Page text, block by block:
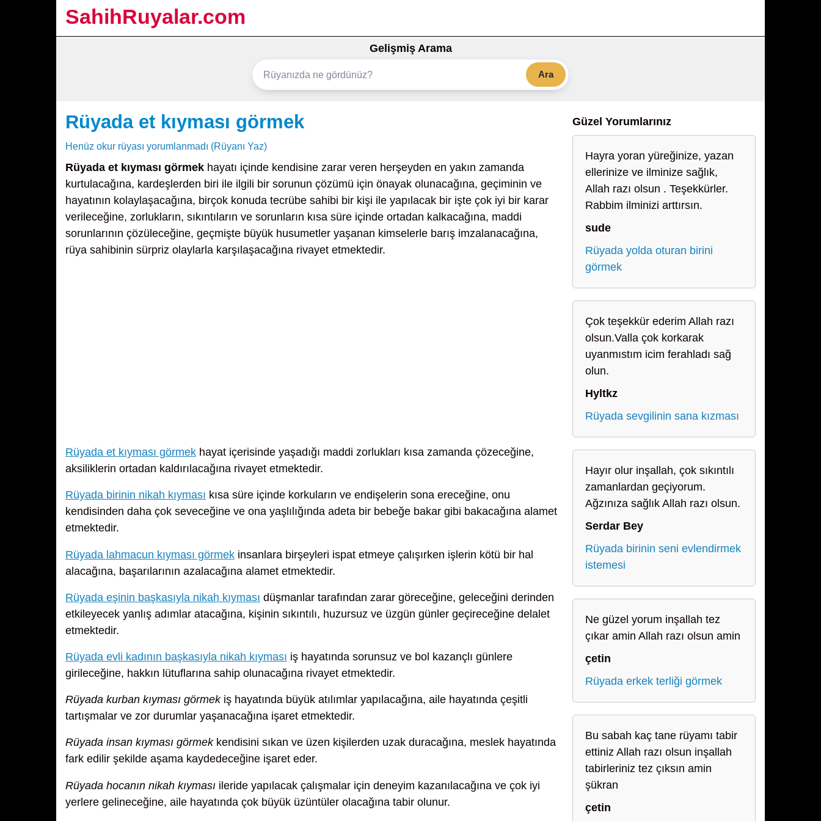
SahihRuyalar.com
Gelişmiş Arama
Ara
Rüyada et kıyması görmek
Henüz okur rüyası yorumlanmadı (Rüyanı Yaz)
Rüyada et kıyması görmek hayatı içinde kendisine zarar veren herşeyden en yakın zamanda
kurtulacağına, kardeşlerden biri ile ilgili bir sorunun çözümü için önayak olunacağına, geçiminin ve
hayatının kolaylaşacağına, birçok konuda tecrübe sahibi bir kişi ile yapılacak bir işte çok iyi bir karar
verileceğine, zorlukların, sıkıntıların ve sorunların kısa süre içinde ortadan kalkacağına, maddi
sorunlarının çözüleceğine, geçmişte büyük husumetler yaşanan kimselerle barış imzalanacağına,
rüya sahibinin sürpriz olaylarla karşılaşacağına rivayet etmektedir.
Rüyada et kıyması görmek hayat içerisinde yaşadığı maddi zorlukları kısa zamanda çözeceğine,
aksiliklerin ortadan kaldırılacağına rivayet etmektedir.
Rüyada birinin nikah kıyması kısa süre içinde korkuların ve endişelerin sona ereceğine, onu
kendisinden daha çok seveceğine ve ona yaşlılığında adeta bir bebeğe bakar gibi bakacağına alamet
etmektedir.
Rüyada lahmacun kıyması görmek insanlara birşeyleri ispat etmeye çalışırken işlerin kötü bir hal
alacağına, başarılarının azalacağına alamet etmektedir.
Rüyada eşinin başkasıyla nikah kıyması düşmanlar tarafından zarar göreceğine, geleceğini derinden
etkileyecek yanlış adımlar atacağına, kişinin sıkıntılı, huzursuz ve üzgün günler geçireceğine delalet
etmektedir.
Rüyada evli kadının başkasıyla nikah kıyması iş hayatında sorunsuz ve bol kazançlı günlere
girileceğine, hakkın lütuflarına sahip olunacağına rivayet etmektedir.
Rüyada kurban kıyması görmekiş hayatında büyük atılımlar yapılacağına, aile hayatında çeşitli
tartışmalar ve zor durumlar yaşanacağına işaret etmektedir.
Rüyada insan kıyması görmekkendisini sıkan ve üzen kişilerden uzak duracağına, meslek hayatında
fark edilir şekilde aşama kaydedeceğine işaret eder.
Rüyada hocanın nikah kıyması ileride yapılacak çalışmalar için deneyim kazanılacağına ve çok iyi
yerlere gelineceğine, aile hayatında çok büyük üzüntüler olacağına tabir olunur.
Güzel Yorumlarınız
Hayra yoran yüreğinize, yazan
ellerinize ve ilminize sağlık,
Allah razı olsun . Teşekkürler.
Rabbim ilminizi arttırsın.
sude
Rüyada yolda oturan birini
görmek
Çok teşekkür ederim Allah razı
olsun.Valla çok korkarak
uyanmıstım icim ferahladı sağ
olun.
Hyltkz
Rüyada sevgilinin sana kızması
Hayır olur inşallah, çok sıkıntılı
zamanlardan geçiyorum.
Ağzınıza sağlık Allah razı olsun.
Serdar Bey
Rüyada birinin seni evlendirmek
istemesi
Ne güzel yorum inşallah tez
çıkar amin Allah razı olsun amin
çetin
Rüyada erkek terliği görmek
Bu sabah kaç tane rüyamı tabir
ettiniz Allah razı olsun inşallah
tabirleriniz tez çıksın amin
şükran
çetin